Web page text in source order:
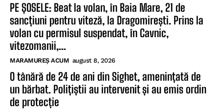
PE ȘOSELE: Beat la volan, în Baia Mare, 21 de
sancțiuni pentru viteză, la Dragomirești. Prins la
volan cu permisul suspendat, în Cavnic,
vitezomanii,...
MARAMUREȘ ACUM august 8, 2026
O tânără de 24 de ani din Sighet, amenințată de
un bărbat. Polițiștii au intervenit și au emis ordin
de protecție